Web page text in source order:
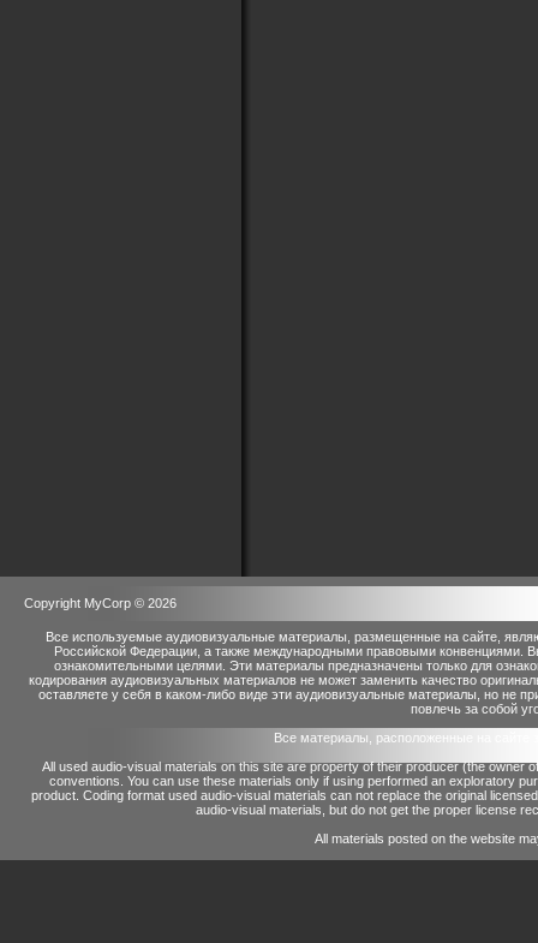
Copyright MyCorp © 2026
Все используемые аудиовизуальные материалы, размещенные на сайте,
Российской Федерации, а также международными правовыми конвенциями.
ознакомительными целями. Эти материалы предназначены только для
кодирования аудиовизуальных материалов не может заменить качество
оставляете у себя в каком-либо виде эти аудиовизуальные материалы, но не
повлечь за собой
Все материалы, расположенные на сайте
All used audio-visual materials on this site are property of their producer (the owner
conventions. You can use these materials only if using performed an exploratory
product. Coding format used audio-visual materials can not replace the original
audio-visual materials, but do not get the proper license
All materials posted on the website